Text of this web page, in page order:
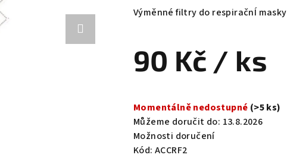
produktu
je
z
5
Výměnné filtry do respiračnÍ masky
90 Kč / ks
cena:
Momentálně nedostupné (>5 ks)
Můžeme doručit do: 13.8.2026
Možnosti doručení
Kód: ACCRF2